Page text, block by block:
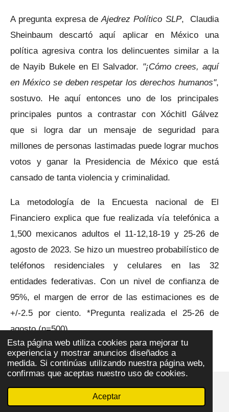
Esta página web utiliza cookies para mejorar tu
experiencia y mostrar anuncios diseñados a
medida. Si continúas utilizando nuestra página web,
confirmas que aceptas nuestro uso de cookies.
Aceptar
A pregunta expresa de Ajedrez Político SLP, Claudia
Sheinbaum descartó aquí aplicar en México una
política agresiva contra los delincuentes similar a la
de Nayib Bukele en El Salvador. "¡Cómo crees, aquí
en México se deben respetar los derechos humanos",
sostuvo. He aquí entonces uno de los principales
principales puntos a contrastar con Xóchitl Gálvez
que si logra dar un mensaje de seguridad para
millones de personas lastimadas puede lograr muchos
votos y ganar la Presidencia de México que está
cansado de tanta violencia y criminalidad.
La metodología de la Encuesta nacional de El
Financiero explica que fue realizada vía telefónica a
1,500 mexicanos adultos el 11-12,18-19 y 25-26 de
agosto de 2023. Se hizo un muestreo probabilístico de
teléfonos residenciales y celulares en las 32
entidades federativas. Con un nivel de confianza de
95%, el margen de error de las estimaciones es de
+/-2.5 por ciento. *Pregunta realizada el 25-26 de
agosto (n=500).
VER ENCUESTA
© 2023 - 2026 ajedrezpoliticoslp